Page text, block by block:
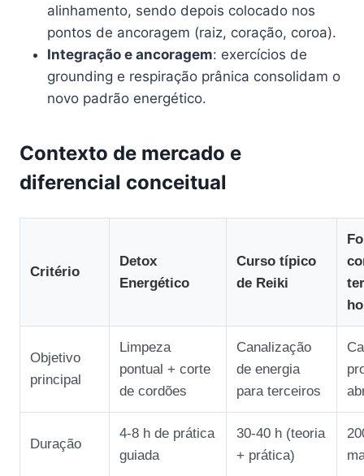
alinhamento, sendo depois colocado nos
pontos de ancoragem (raiz, coração, coroa).
Integração e ancoragem: exercícios de
grounding e respiração prânica consolidam o
novo padrão energético.
Contexto de mercado e
diferencial conceitual
Critério
Detox
Energético
Curso típico
de Reiki
Objetivo
principal
Limpeza
pontual + corte
de cordões
Canalização
de energia
para terceiros
Duração
4‑8 h de prática
guiada
30‑40 h (teoria
+ prática)